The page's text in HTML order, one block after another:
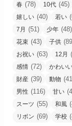
春 (78) 10代 (45)
嬉しい (40) 若い
7月 (51) 少年 (48)
花束 (43) 子供
お祝い (63) 12月
感情 (72) かわい
財産 (39) 動物
男性 (116) 甘い
スーツ (55) 和風
リボン (69) 学校